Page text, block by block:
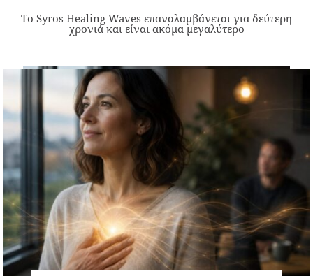
Το Syros Healing Waves επαναλαμβάνεται για δεύτερη
χρονιά και είναι ακόμα μεγαλύτερο